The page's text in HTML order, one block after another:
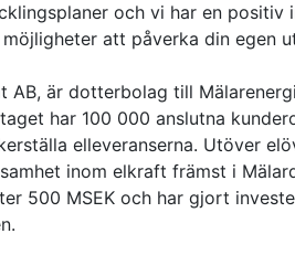
och vi har en
att påverka din egen
AB, är dotterbolag till
har 100 000 anslutna
elleveranserna. Utöver
inom elkraft främst i
500 MSEK och har gjort